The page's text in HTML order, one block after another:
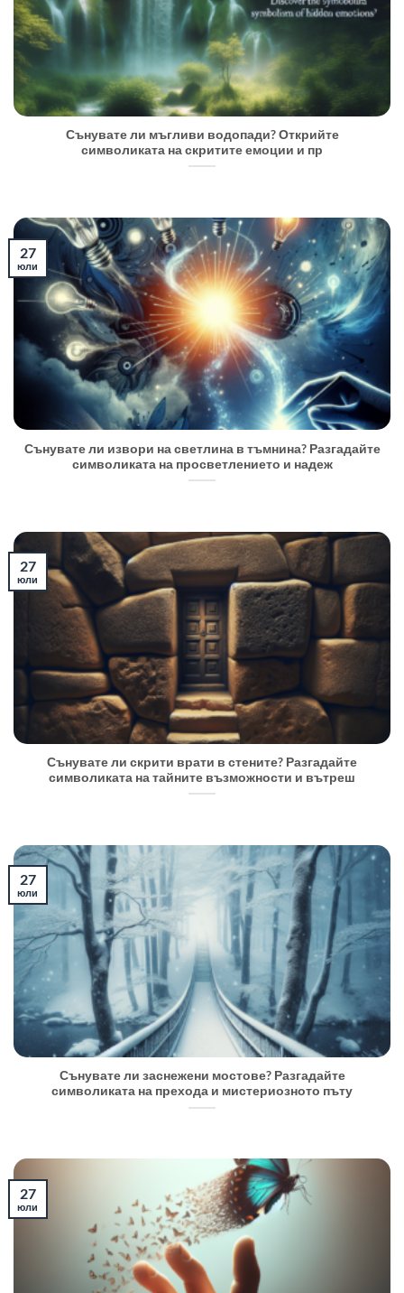
Сънувате ли мъгливи водопади? Открийте
символиката на скритите емоции и пр
Сънувате ли извори на светлина в тъмнина? Разгадайте
символиката на просветлението и надеж
27
юли
Сънувате ли скрити врати в стените? Разгадайте
символиката на тайните възможности и вътреш
27
юли
Сънувате ли заснежени мостове? Разгадайте
символиката на прехода и мистериозното пъту
27
юли
27
юли